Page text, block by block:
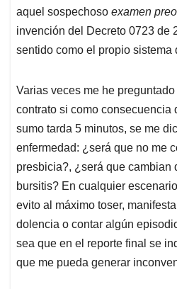
aquel sospechoso examen
invención del Decreto 0723 de
sentido como el propio sistema
Varias veces me he
contrato si como consecuencia
sumo tarda 5 minutos, se me
enfermedad: ¿será que no me
presbicia?, ¿será que cambian
bursitis? En cualquier
evito al máximo toser,
dolencia o contar algún
sea que en el reporte final se
que me pueda generar